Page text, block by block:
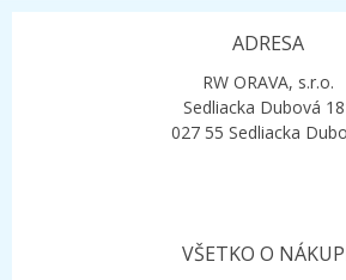
ADRESA
RW ORAVA, s.r.o.
Sedliacka Dubová
027 55 Sedliacka
VŠETKO O